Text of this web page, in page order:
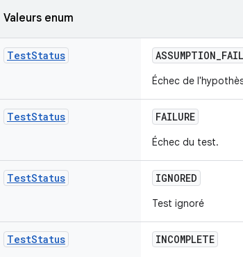
Valeurs enum
TestStatus ASSUMPTION_
Échec de
TestStatus FAILURE
Échec du test.
TestStatus IGNORED
Test ignoré
TestStatus INCOMPLETE